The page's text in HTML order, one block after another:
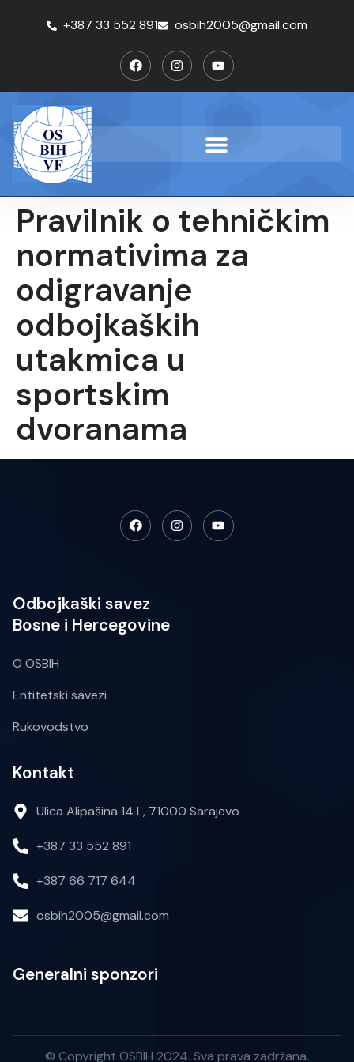
+387 33 552 891 osbih2005@gmail.com
Pravilnik o tehničkim
normativima za
odigravanje
odbojkaških
utakmica u
sportskim
dvoranama
Odbojkaški savez
Bosne i Hercegovine
O OSBIH
Entitetski savezi
Rukovodstvo
Kontakt
Ulica Alipašina 14 L, 71000 Sarajevo
+387 33 552 891
+387 66 717 644
osbih2005@gmail.com
Generalni sponzori
© Copyright OSBIH 2024. Sva prava zadržana.